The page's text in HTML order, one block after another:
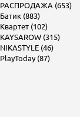
РАСПРОДАЖА (653)
Батик (883)
Квартет (102)
KAYSAROW (315)
NIKASTYLE (46)
PlayToday (87)